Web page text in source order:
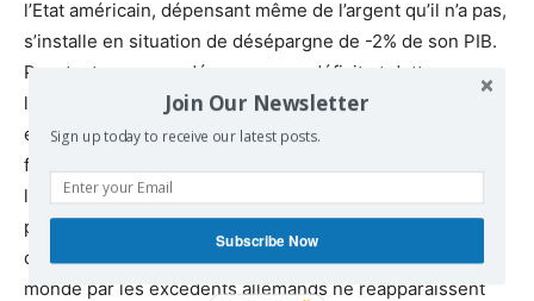
l’Etat américain, dépensant même de l’argent qu’il n’a pas,
s’installe en situation de désépargne de -2% de son PIB.
Pourtant, avec ses dépenses, par déficit et dette,
l’Amérique renforce la stabilité mondiale de laquelle tire
elle même le plus grand bénéfice. Tandis qu’avec sa
fixation sur son modèle « vertueux », l’Allemagne rend
l’ajustement toujours plus difficile tant pour ses
partenaires dans l’euro que pour l’économie mondiale
dans son ensemble. Les emplois supprimés dans le
monde par les excédents allemands ne réapparaissent
Join Our Newsletter
Sign up today to receive our latest posts.
Subscribe Now